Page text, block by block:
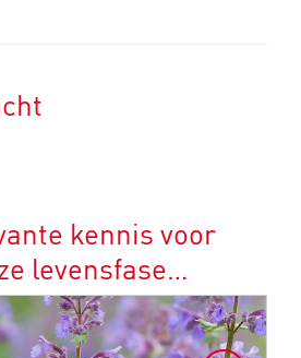
kennis voor
levensfase…